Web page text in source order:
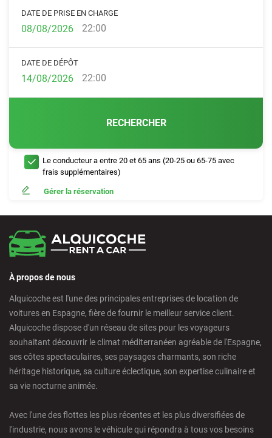
DATE DE PRISE EN CHARGE
22:00
DATE DE DÉPÔT
22:00
RECHERCHER
Le conducteur a entre 20 et 65 ans (20-25 ou 65-75 avec
frais supplémentaires)
Gérer la réservation
À propos de nous
Alquicoche est l'une des principales entreprises de location de
voitures en Espagne, fière de fournir le meilleur service client.
Alquicoche dispose d'un réseau de sites pour les voyageurs
souhaitant découvrir le climat méditerranéen agréable de l'Espagne,
ses côtes spectaculaires, ses paysages charmants, son riche
héritage historique, sa culture éclectique, son expertise culinaire et
sa vie nocturne animée.
Avec l'une des flottes les plus récentes et les plus diversifiées de
l'industrie, nous avons le véhicule qui répondra à tous vos besoins